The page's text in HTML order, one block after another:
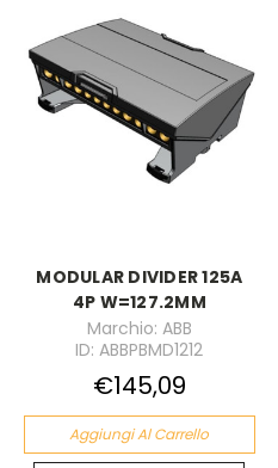
MODULAR DIVIDER 125A
4P W=127.2MM
Marchio: ABB
ID: ABBPBMD1212
€145,09
Aggiungi Al Carrello